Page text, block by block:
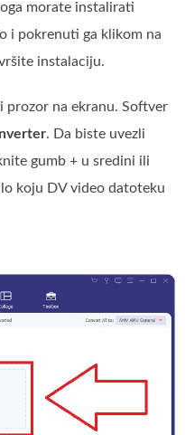
morate instalirati
i pokrenuti ga klikom na
instalaciju.
na ekranu. Softver
. Da biste uvezli
gumb + u sredini ili
koju DV video datoteku